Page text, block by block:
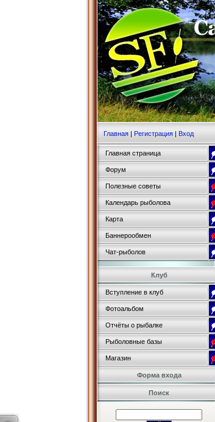
Главная | Регистрация | Вход
Главная страница
Форум
Полезные советы
Календарь рыболова
Карта
Баннерообмен
Чат-рыболов
Клуб
Вступление в клуб
Фотоальбом
Отчёты о рыбалке
Рыболовные базы
Магазин
Форма входа
Поиск